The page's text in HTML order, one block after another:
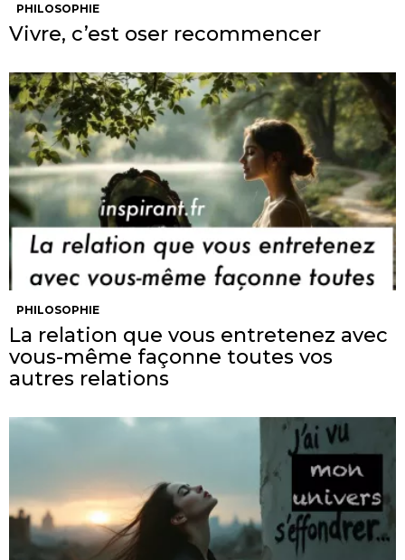
PHILOSOPHIE
Vivre, c’est oser recommencer
PHILOSOPHIE
La relation que vous entretenez avec
vous-même façonne toutes vos
autres relations